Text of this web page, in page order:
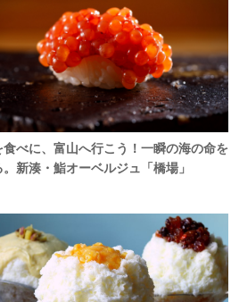
食べに、富山へ行こう！一瞬の海の命を
。新湊・鮨オーベルジュ「橋場」